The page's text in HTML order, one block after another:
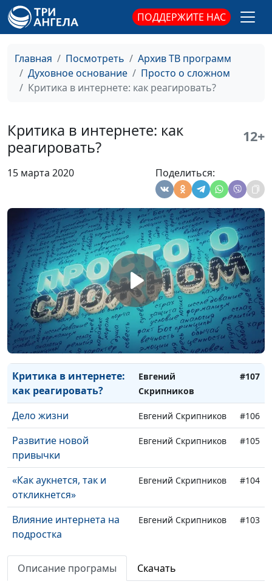
ПОДДЕРЖИТЕ НАС
Главная Посмотреть
Архив ТВ программ
Духовное основание
Просто о сложном
Критика в интернете: как реагировать?
Критика в интернете: как
реагировать?
12+
15 марта 2020 Поделиться:
Библии
священнослужитель
Библия это не мифы
Артем Таварян,
#116
Будешь читать Библию
- сойдешь с ума
Артем Таварян,
священнослужитель
роста
Эмоциональный
интеллект - зачем он
нужен?
Как создается
настоящий успех?
Евгений Скрипников #112
4 основные темы
Библии
Евгений Скрипников #111
Инструкция по
созданию семьи
Евгений Скрипников #110
Постановка целей Евгений Скрипников #109
Польза прощения Евгений Скрипников #108
Критика в интернете:
как реагировать?
Евгений
Скрипников
#107
Дело жизни Евгений Скрипников #106
Развитие новой
привычки
Евгений Скрипников #105
«Как аукнется, так и
откликнется»
Евгений Скрипников #104
Влияние интернета на
подростка
Евгений Скрипников #103
Интернет — польза или
вред?
Описание програмы Скачать